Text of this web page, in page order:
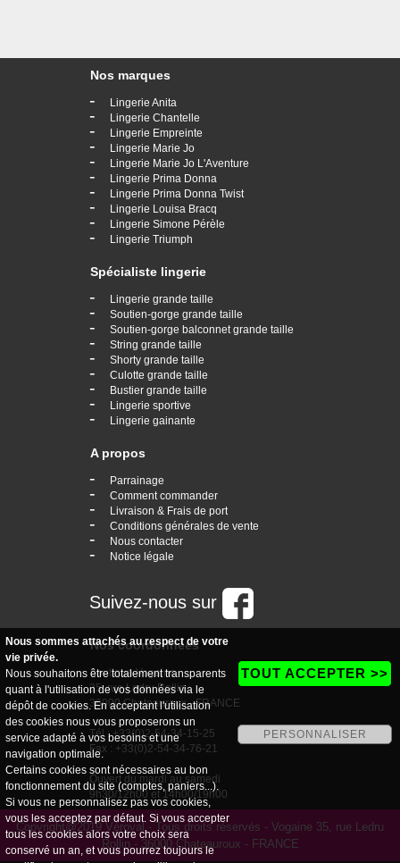
Nos marques
- Lingerie Anita
- Lingerie Chantelle
- Lingerie Empreinte
- Lingerie Marie Jo
- Lingerie Marie Jo L'Aventure
- Lingerie Prima Donna
- Lingerie Prima Donna Twist
- Lingerie Louisa Bracq
- Lingerie Simone Pérèle
- Lingerie Triumph
Spécialiste lingerie
- Lingerie grande taille
- Soutien-gorge grande taille
- Soutien-gorge balconnet grande taille
- String grande taille
- Shorty grande taille
- Culotte grande taille
- Bustier grande taille
- Lingerie sportive
- Lingerie gainante
A propos
- Parrainage
- Comment commander
- Livraison & Frais de port
- Conditions générales de vente
- Nous contacter
- Notice légale
Suivez-nous sur
Nos coordonnées
boutique Vogaine
35, rue Ledru Rollin
36000 Chateauroux - FRANCE
Tél : +33(0)2-54-34-15-25
Fax : +33(0)2-54-34-76-21
Ouvert du mardi au samedi
9h30/12h00 et 14h00/19h00
Copyright@2019 Véroval - Tous droits réservés - Vogaine 35, rue Ledru
Rollin - 36000 Chateauroux - FRANCE
Nous sommes attachés au respect de votre
vie privée.
Nous souhaitons être totalement transparents
quant à l'utilisation de vos données via le
dépôt de cookies. En acceptant l'utilisation
des cookies nous vous proposerons un
service adapté à vos besoins et une
navigation optimale.
Certains cookies sont nécessaires au bon
fonctionnement du site (comptes, paniers...).
Si vous ne personnalisez pas vos cookies,
vous les acceptez par défaut. Si vous accepter
tous les cookies alors votre choix sera
conservé un an, et vous pourrez toujours le
TOUT ACCEPTER >>
PERSONNALISER